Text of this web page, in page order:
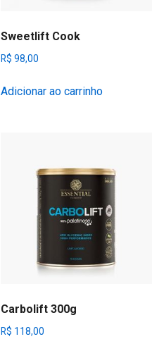
Sweetlift Cook
R$ 98,00
Adicionar ao carrinho
Carbolift 300g
R$ 118,00